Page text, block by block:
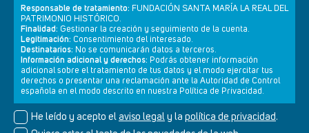
Responsable de tratamiento: FUNDACIÓN SANTA MARÍA LA REAL DEL
PATRIMONIO HISTÓRICO.
Finalidad: Gestionar la creación y seguimiento de la cuenta.
Legitimación: Consentimiento del interesado.
Destinatarios: No se comunicarán datos a terceros.
Información adicional y derechos: Podrás obtener información
adicional sobre el tratamiento de tus datos y el modo ejercitar tus
derechos o presentar una reclamación ante la Autoridad de Control
española en el modo descrito en nuestra Política de Privacidad.
He leído y acepto el aviso legal y la política de privacidad.
Newsletter Aviso legal Política de privacidad Política de cookies